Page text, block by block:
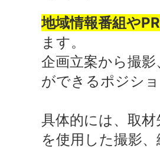
地域情報番組や
ます。
企画立案から撮
ができるポジショ
具体的には、取
を使用した撮影